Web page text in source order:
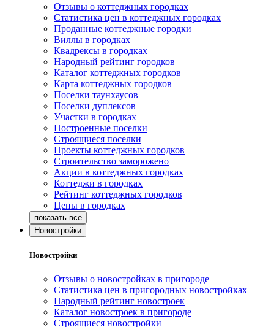
Отзывы о коттеджных городках
Статистика цен в коттеджных городках
Проданные коттеджные городки
Виллы в городках
Квадрексы в городках
Народный рейтинг городков
Каталог коттеджных городков
Карта коттеджных городков
Поселки таунхаусов
Поселки дуплексов
Участки в городках
Построенные поселки
Строящиеся поселки
Проекты коттеджных городков
Строительство заморожено
Акции в коттеджных городках
Коттеджи в городках
Рейтинг коттеджных городков
Цены в городках
Новостройки
Новостройки
Отзывы о новостройках в пригороде
Статистика цен в пригородных новостройках
Народный рейтинг новостроек
Каталог новостроек в пригороде
Строящиеся новостройки